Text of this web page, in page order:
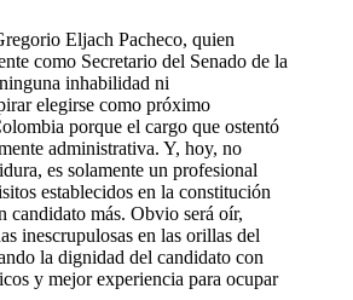
Eljach Pacheco, quien
como Secretario del Senado de la
inhabilidad ni
elegirse como próximo
porque el cargo que ostentó
administrativa. Y, hoy, no
es solamente un profesional
establecidos en la constitución
candidato más. Obvio será oír,
inescrupulosas en las orillas del
la dignidad del candidato con
y mejor experiencia para ocupar